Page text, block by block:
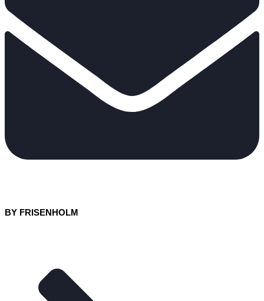
BY FRISENHOLM